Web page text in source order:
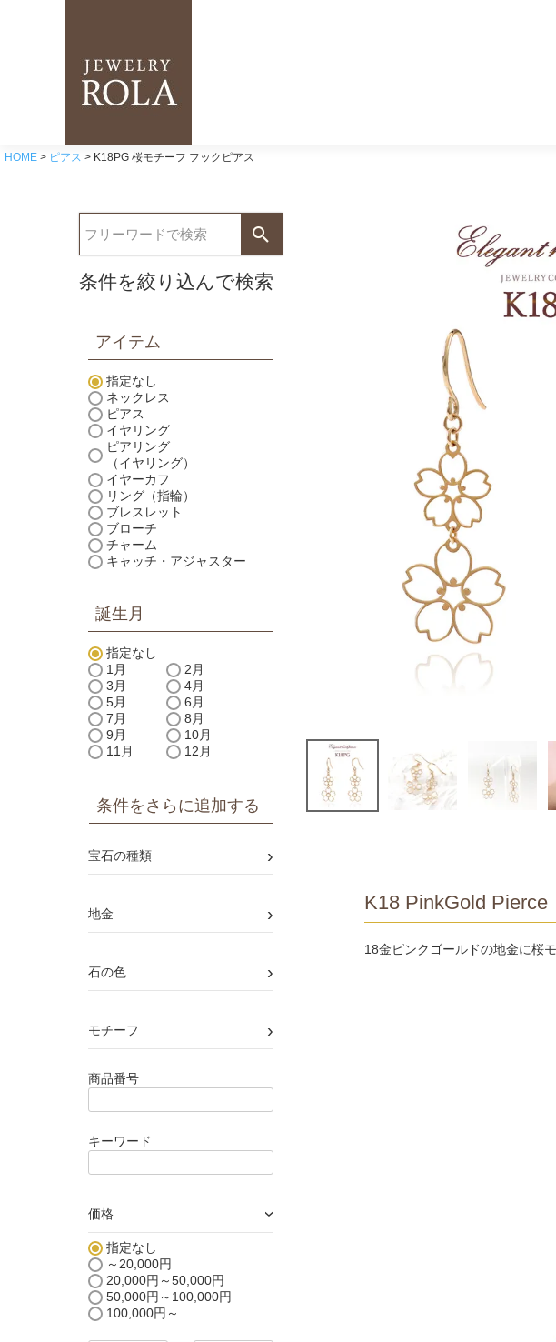
HOME ピアス K18PG 桜モチーフ フックピアス
条件を絞り込んで検索
アイテム
指定なし
ネックレス
ピアス
イヤリング
ピアリング
（イヤリング）
イヤーカフ
リング（指輪）
ブレスレット
ブローチ
チャーム
キャッチ・アジャスター
誕生月
指定なし
1月
2月
3月
4月
5月
6月
7月
8月
9月
10月
11月
12月
条件をさらに追加する
宝石の種類 ›
地金 ›
石の色 ›
モチーフ ›
商品番号
キーワード
価格 ›
指定なし
～20,000円
20,000円～50,000円
50,000円～100,000円
100,000円～
K18 PinkGold Pierce
18金ピンクゴールドの地金に桜